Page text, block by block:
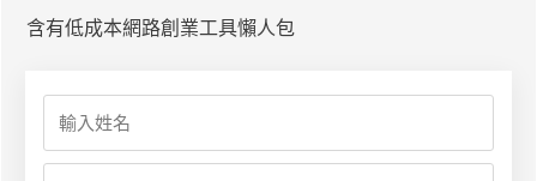
含有低成本網路創業工具懶人包